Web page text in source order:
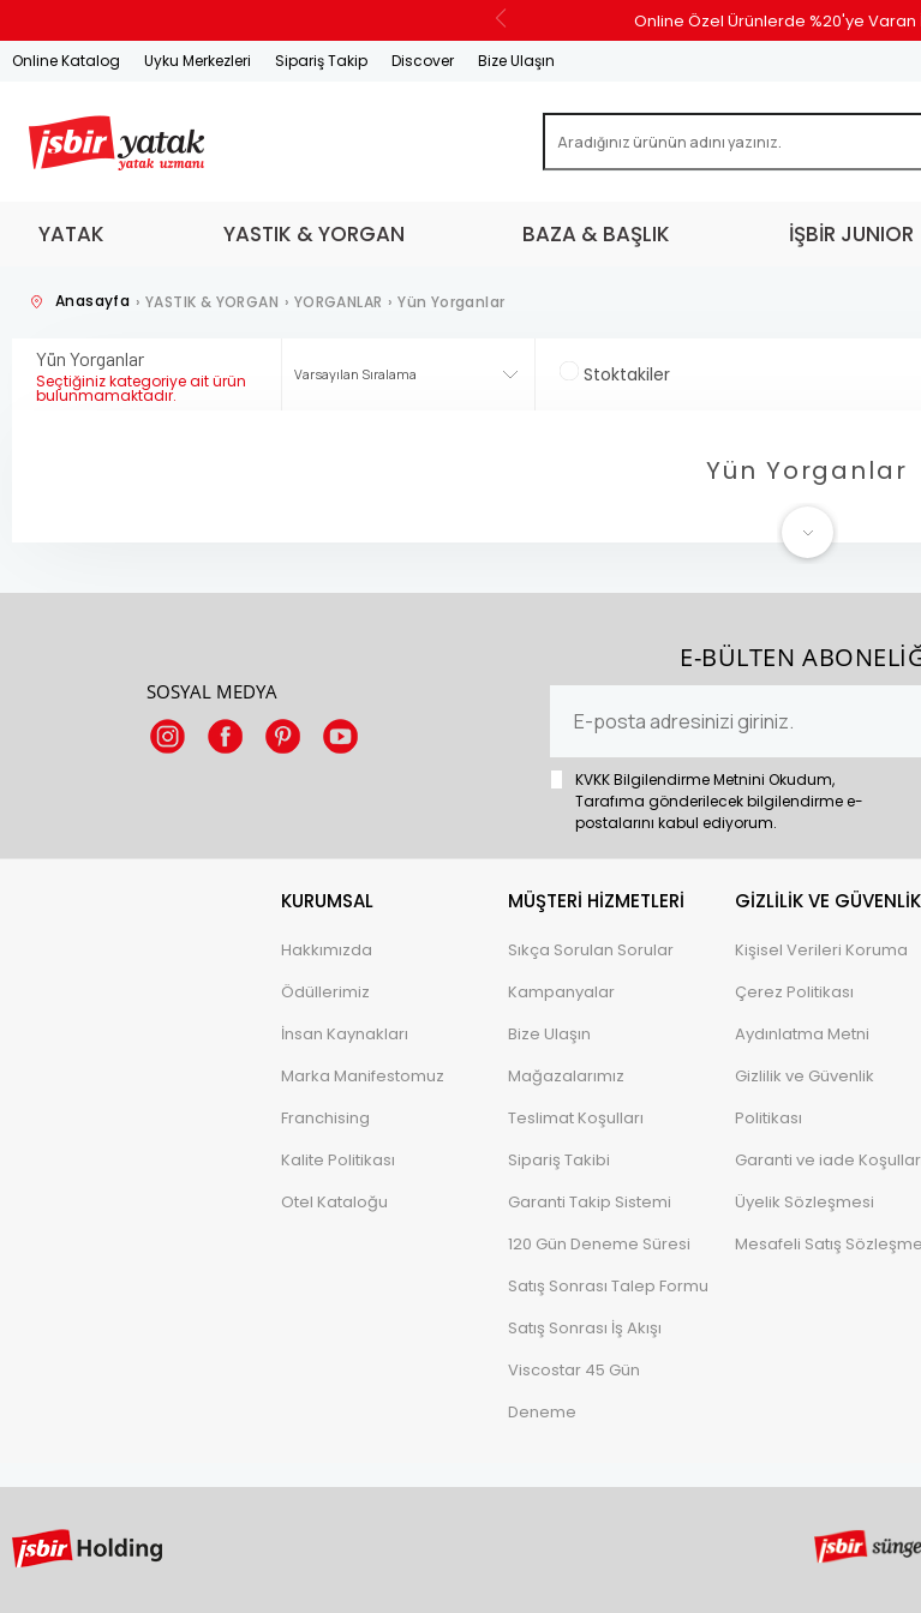
Online Özel Ürünlerde %20'ye Varan
Online Katalog Uyku Merkezleri Sipariş Takip Discover Bize Ulaşın
YATAK YASTIK & YORGAN BAZA & BAŞLIK İŞBİR JUNIOR
Anasayfa › YASTIK & YORGAN › YORGANLAR › Yün Yorganlar
Yün Yorganlar
Seçtiğiniz kategoriye ait ürün
bulunmamaktadır.
Stoktakiler
Yün Yorganlar
SOSYAL MEDYA
E-BÜLTEN
KVKK Bilgilendirme Metnini Okudum,
Tarafıma gönderilecek bilgilendirme e-
postalarını kabul ediyorum.
KURUMSAL
Hakkımızda
Ödüllerimiz
İnsan Kaynakları
Marka Manifestomuz
Franchising
Kalite Politikası
Otel Kataloğu
MÜŞTERI HIZMETLERI
Sıkça Sorulan Sorular
Kampanyalar
Bize Ulaşın
Mağazalarımız
Teslimat Koşulları
Sipariş Takibi
Garanti Takip Sistemi
120 Gün Deneme Süresi
Satış Sonrası Talep Formu
Satış Sonrası İş Akışı
Viscostar 45 Gün
Deneme
GIZLILIK VE GÜVENLIK
Kişisel Verileri Koruma
Çerez Politikası
Aydınlatma Metni
Gizlilik ve Güvenlik
Politikası
Garanti ve iade
Üyelik Sözleşmesi
Mesafeli Satış